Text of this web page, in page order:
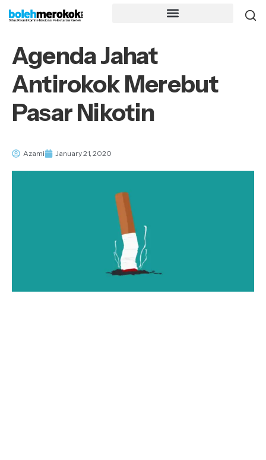
Agenda Jahat
Antirokok Merebut
Pasar Nikotin
Azami January 21, 2020